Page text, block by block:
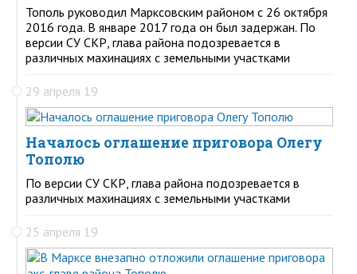
Тополь руководил Марксовским районом с 26 октября
2016 года. В январе 2017 года он был задержан. По
версии СУ СКР, глава района подозревается в
различных махинациях с земельными участками
29 апреля 19
Началось оглашение приговора Олегу
Тополю
По версии СУ СКР, глава района подозревается в
различных махинациях с земельными участками
25 апреля 19